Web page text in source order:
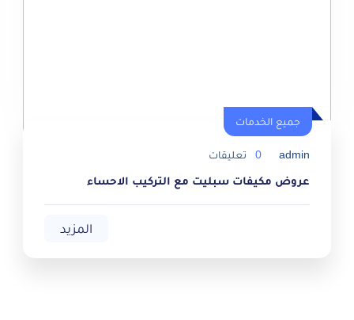
جميع الخدمات
admin
0 تعليقات
عروض مكيفات سبليت مع التركيب الاحساء
المزيد